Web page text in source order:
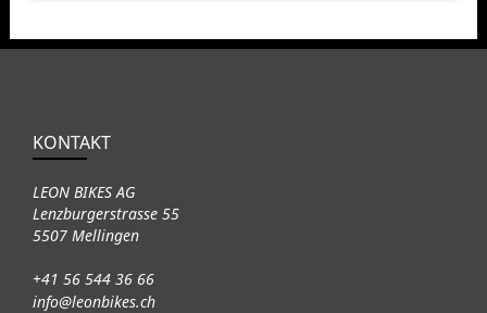
KONTAKT
LEON BIKES AG
Lenzburgerstrasse 55
5507 Mellingen
+41 56 544 36 66
info@leonbikes.ch